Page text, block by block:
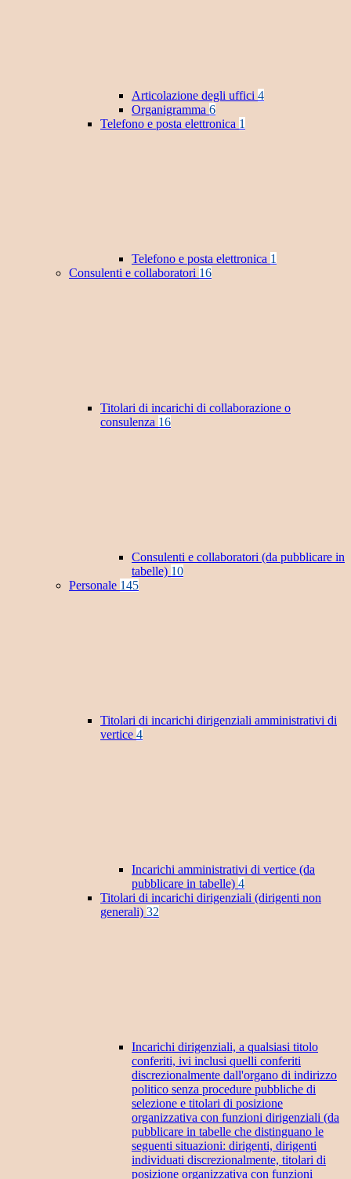
Articolazione degli uffici 4
Organigramma 6
Telefono e posta elettronica 1
Telefono e posta elettronica 1
Consulenti e collaboratori 16
Titolari di incarichi di collaborazione o
consulenza 16
Consulenti e collaboratori (da pubblicare in
tabelle) 10
Personale 145
Titolari di incarichi dirigenziali amministrativi di
vertice 4
Incarichi amministrativi di vertice (da
pubblicare in tabelle) 4
Titolari di incarichi dirigenziali (dirigenti non
generali) 32
Incarichi dirigenziali, a qualsiasi titolo
conferiti, ivi inclusi quelli conferiti
discrezionalmente dall'organo di indirizzo
politico senza procedure pubbliche di
selezione e titolari di posizione
organizzativa con funzioni dirigenziali (da
pubblicare in tabelle che distinguano le
seguenti situazioni: dirigenti, dirigenti
individuati discrezionalmente, titolari di
posizione organizzativa con funzioni